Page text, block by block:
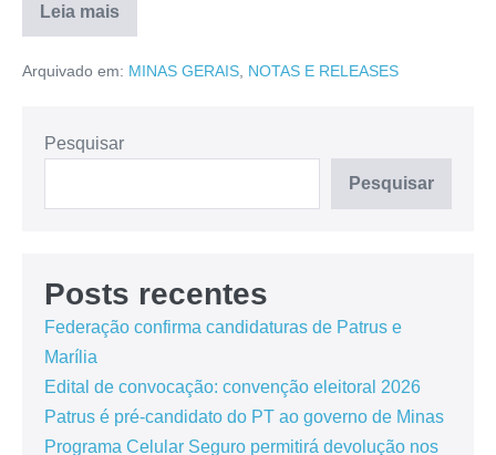
Leia mais
Arquivado em: MINAS GERAIS, NOTAS E RELEASES
Pesquisar
Pesquisar
Posts recentes
Federação confirma candidaturas de Patrus e
Marília
Edital de convocação: convenção eleitoral 2026
Patrus é pré-candidato do PT ao governo de Minas
Programa Celular Seguro permitirá devolução nos